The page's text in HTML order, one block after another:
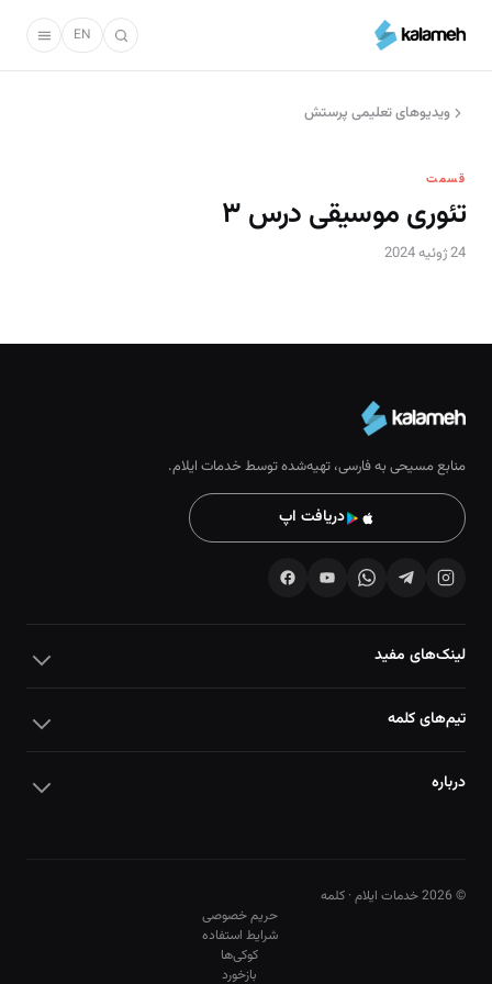
محتوای
EN
ویدیوهای تعلیمی پرستش
قسمت
تئوری موسیقی درس ۳
24 ژوئیه 2024
منابع مسیحی به فارسی، تهیه‌شده توسط خدمات ایلام.
دریافت اپ
لینک‌های مفید
تیم‌های کلمه
درباره
© 2026 خدمات ایلام · کلمه
حریم خصوصی
شرایط استفاده
کوکی‌ها
بازخورد
10